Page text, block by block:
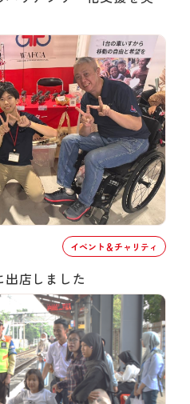
イベント＆チャリティ
店しました